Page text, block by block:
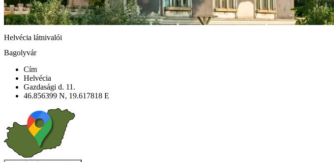
Helvécia látnivalói
Bagolyvár
Cím
Helvécia
Gazdasági d. 11.
46.856399 N, 19.617818 E